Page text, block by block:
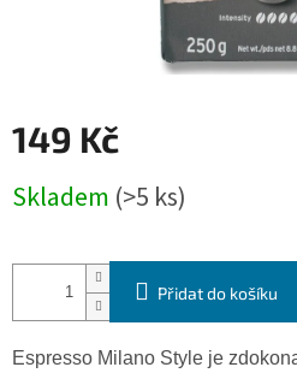
149 Kč
cena:
Skladem (>5 ks)
Přidat do košíku
Espresso Milano Style je